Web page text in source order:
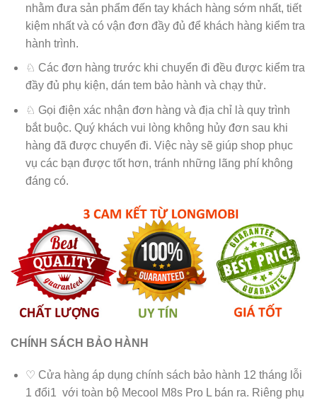
nhằm đưa sản phẩm đến tay khách hàng sớm nhất, tiết
kiệm nhất và có vận đơn đầy đủ để khách hàng kiểm tra
hành trình.
♘ Các đơn hàng trước khi chuyển đi đều được kiểm tra
đầy đủ phụ kiện, dán tem bảo hành và chạy thử.
♘ Gọi điện xác nhận đơn hàng và địa chỉ là quy trình
bắt buộc. Quý khách vui lòng không hủy đơn sau khi
hàng đã được chuyển đi. Việc này sẽ giúp shop phục
vụ các bạn được tốt hơn, tránh những lãng phí không
đáng có.
CHÍNH SÁCH BẢO HÀNH
♡ Cửa hàng áp dụng chính sách bảo hành 12 tháng lỗi
1 đổi1 với toàn bộ Mecool M8s Pro L bán ra. Riêng phụ